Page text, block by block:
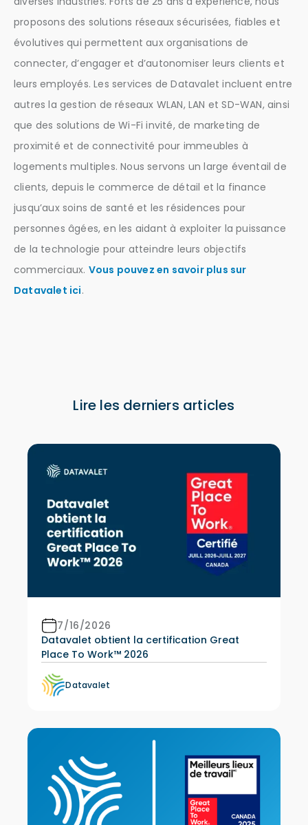
proposons des solutions réseaux sécurisées, fiables et
évolutives qui permettent aux organisations de
connecter, d’engager et d’autonomiser leurs clients et
leurs employés. Les services de Datavalet incluent entre
autres la gestion de réseaux WLAN, LAN et SD-WAN, ainsi
que des solutions de Wi-Fi invité, de marketing de
proximité et de connectivité pour immeubles à
logements multiples. Nous servons un large éventail de
clients, depuis le commerce de détail et la finance
jusqu’aux soins de santé et les résidences pour
personnes âgées, en les aidant à exploiter la puissance
de la technologie pour atteindre leurs objectifs
commerciaux. Vous pouvez en savoir plus sur
Datavalet ici.
Lire les derniers articles
7/16/2026
Datavalet obtient la certification Great
Place To Work™ 2026
Datavalet